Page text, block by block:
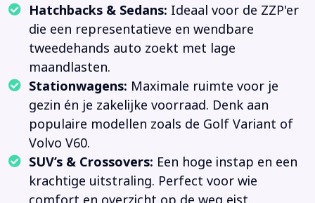
Hatchbacks & Sedans: Ideaal voor de ZZP'er
die een representatieve en wendbare
tweedehands auto zoekt met lage
maandlasten.
Stationwagens: Maximale ruimte voor je
gezin én je zakelijke voorraad. Denk aan
populaire modellen zoals de Golf Variant of
Volvo V60.
SUV’s & Crossovers: Een hoge instap en een
krachtige uitstraling. Perfect voor wie